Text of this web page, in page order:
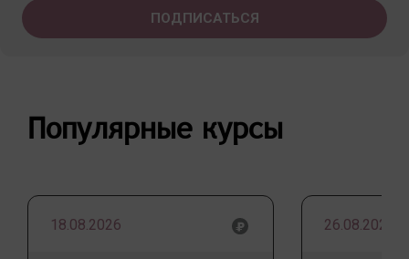
Популярные курсы
18.08.2026 26.08.2026